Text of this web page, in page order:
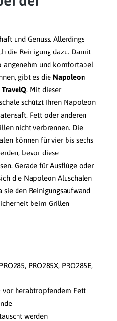
und Genuss. Allerdings
die Reinigung dazu. Damit
angenehm und komfortabel
gibt es die Napoleon
. Mit dieser
schützt Ihren Napoleon
Fett oder anderen
nicht verbrennen. Die
können für vier bis sechs
bevor diese
Gerade für Ausflüge oder
die Napoleon Aluschalen
sie den Reinigungsaufwand
beim Grillen
PRO285X, PRO285E,
vor herabtropfendem Fett
werden